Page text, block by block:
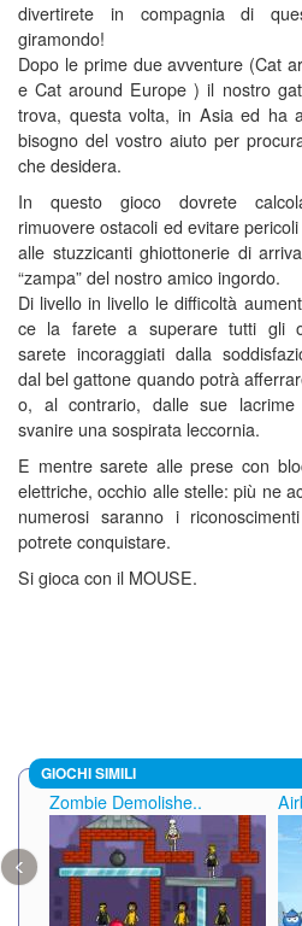
divertirete in compagnia di
giramondo!
Dopo le prime due avventure (Cat
e Cat around Europe ) il nostro
trova, questa volta, in Asia ed ha
bisogno del vostro aiuto per
che desidera.
In questo gioco dovrete
rimuovere ostacoli ed evitare
alle stuzzicanti ghiottonerie di
“zampa” del nostro amico ingordo.
Di livello in livello le difficoltà
ce la farete a superare tutti gli
sarete incoraggiati dalla
dal bel gattone quando potrà
o, al contrario, dalle sue lacrime
svanire una sospirata leccornia.
E mentre sarete alle prese con
elettriche, occhio alle stelle: più ne
numerosi saranno i
potrete conquistare.
Si gioca con il MOUSE.
GIOCHI SIMILI
Zombie Demolishe..
‹